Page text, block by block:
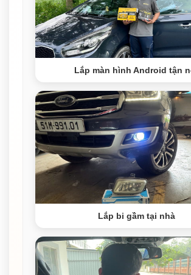
Lắp màn hình Android tận
Lắp bi gầm tại nhà